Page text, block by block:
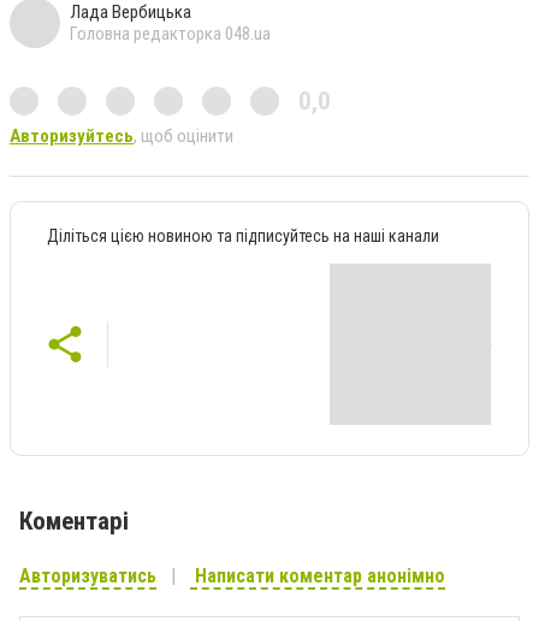
Лада Вербицька
Головна редакторка 048.ua
0,0
Авторизуйтесь, щоб оцінити
Діліться цією новиною та підписуйтесь на наші канали
Коментарі
Авторизуватись Написати коментар анонімно